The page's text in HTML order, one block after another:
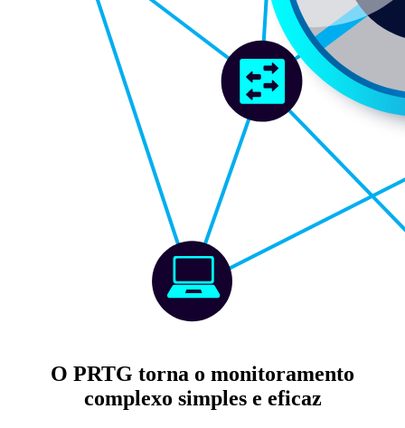
O PRTG torna o monitoramento
complexo simples e eficaz